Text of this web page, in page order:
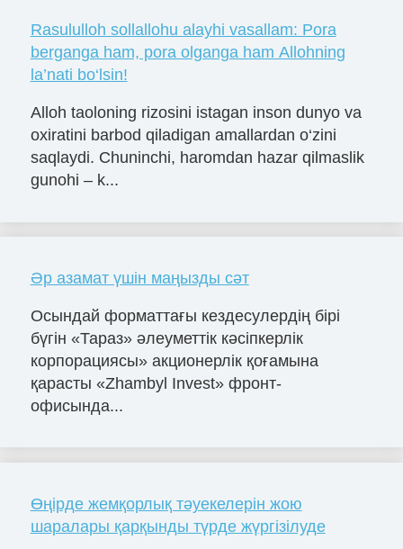
Rasululloh sollallohu alayhi vasallam: Pora
berganga ham, pora olganga ham Allohning
la’nati bo‘lsin!
Alloh taoloning rizosini istagan inson dunyo va
oxiratini barbod qiladigan amallardan o‘zini
saqlaydi. Chuninchi, haromdan hazar qilmaslik
gunohi – k...
Әр азамат үшін маңызды сәт
Осындай форматтағы кездесулердің бірі
бүгін «Тараз» әлеуметтік кәсіпкерлік
корпорациясы» акционерлік қоғамына
қарасты «Zhambyl Invest» фронт-
офисында...
Өңірде жемқорлық тәуекелерін жою
шаралары қарқынды түрде жүргізілуде